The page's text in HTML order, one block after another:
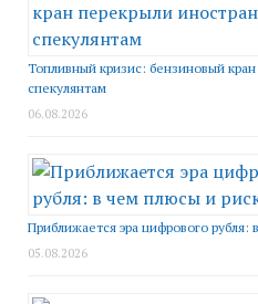
Топливный кризис: бензиновый
спекулянтам
06.08.2026
Приближается эра цифрового рубля:
05.08.2026